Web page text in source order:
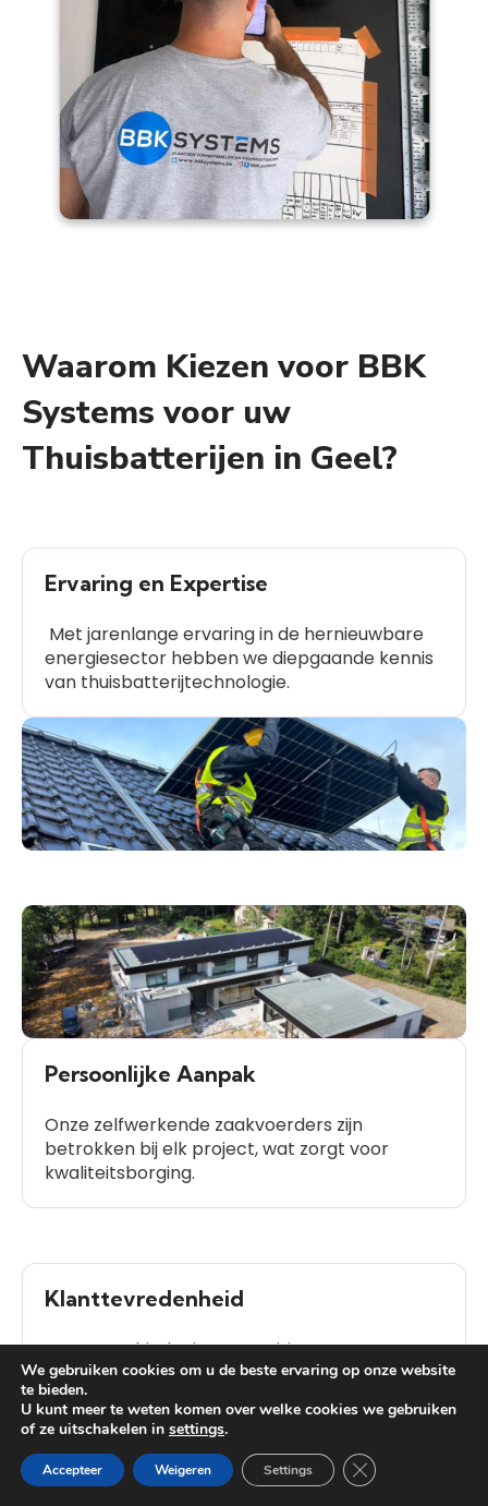
Waarom Kiezen voor BBK
Systems voor uw
Thuisbatterijen in Geel?
Ervaring en Expertise
Met jarenlange ervaring in de hernieuwbare
energiesector hebben we diepgaande kennis
van thuisbatterijtechnologie.
Persoonlijke Aanpak
Onze zelfwerkende zaakvoerders zijn
betrokken bij elk project, wat zorgt voor
kwaliteitsborging.
Klanttevredenheid
Onze geschiedenis van positieve
klantbeoordelingen spreekt voor zich.
We gebruiken cookies om u de beste ervaring op onze website
te bieden.
U kunt meer te weten komen over welke cookies we gebruiken
of ze uitschakelen in settings.
Accepteer Weigeren Settings Close GDPR